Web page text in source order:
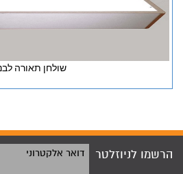
שולחן תאורה
הרשמו לניוזלטר דואר אלקטרוני